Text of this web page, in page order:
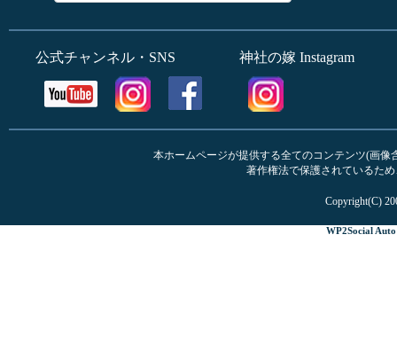
公式チャンネル・SNS 神社の嫁 Instagram
本ホームページが提供する全てのコンテンツ(画
著作権法で保護されているた
Copyright(C)
WP2Social